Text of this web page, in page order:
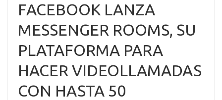
FACEBOOK LANZA
MESSENGER ROOMS, SU
PLATAFORMA PARA
HACER VIDEOLLAMADAS
CON HASTA 50